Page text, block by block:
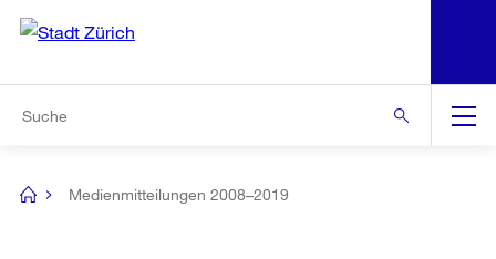
Navigation
[no
Medienmitteilungen 2008–2019